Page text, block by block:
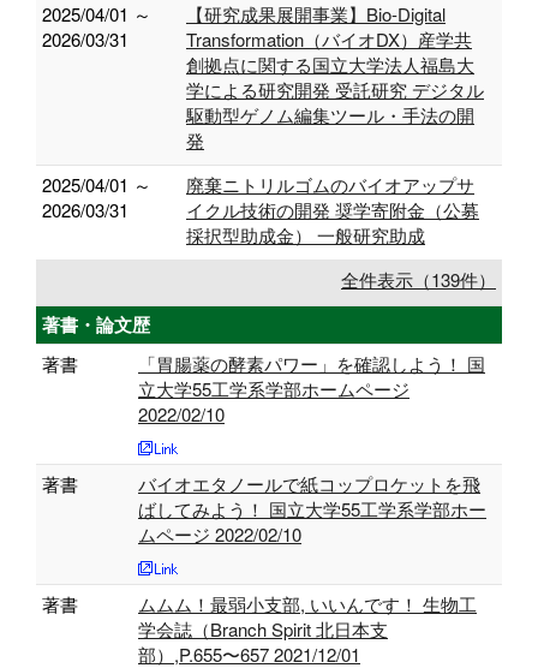
2025/04/01 ～
2026/03/31
【研究成果展開事業】Bio-Digital
Transformation（バイオDX）産学共
創拠点に関する国立大学法人福島大
学による研究開発 受託研究 デジタル
駆動型ゲノム編集ツール・手法の開
発
2025/04/01 ～
2026/03/31
廃棄ニトリルゴムのバイオアップサ
イクル技術の開発 奨学寄附金（公募
採択型助成金） 一般研究助成
全件表示（139件）
著書・論文歴
著書
「胃腸薬の酵素パワー」を確認しよう！ 国
立大学55工学系学部ホームページ
2022/02/10
著書
バイオエタノールで紙コップロケットを飛
ばしてみよう！ 国立大学55工学系学部ホー
ムページ 2022/02/10
著書
ムムム！最弱小支部, いいんです！ 生物工
学会誌（Branch Spirit 北日本支
部）,P.655〜657 2021/12/01